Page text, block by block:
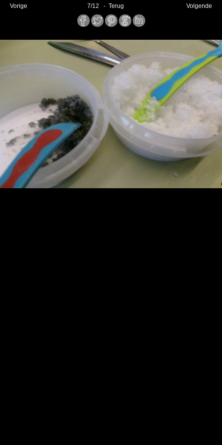
Vorige Volgende
7/12 - Terug